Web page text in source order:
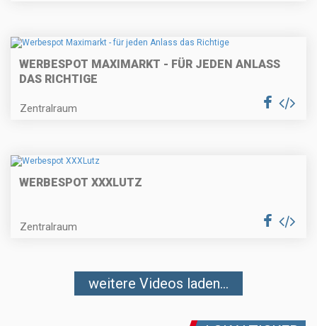
WERBESPOT MAXIMARKT - FÜR JEDEN ANLASS
DAS RICHTIGE
Zentralraum
WERBESPOT XXXLUTZ
Zentralraum
weitere Videos laden...